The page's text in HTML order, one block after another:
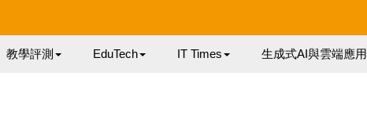
教學評測 EduTech IT Times 生成式AI與雲端應用